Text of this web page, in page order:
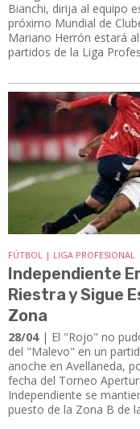
Bianchi, dirija al equipo
próximo Mundial de
Mariano Herrón estará
partidos de la Liga
FÚTBOL | LIGA PROFESIONAL
Independiente
Riestra y Sigue
Zona
28/04| El "Rojo" no
del "Malevo" en un
anoche en Avellaneda,
fecha del Torneo
Independiente se
puesto de la Zona B de